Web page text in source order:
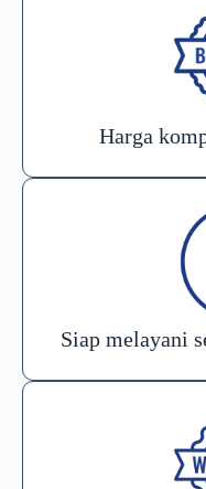
Harga
Siap melayani